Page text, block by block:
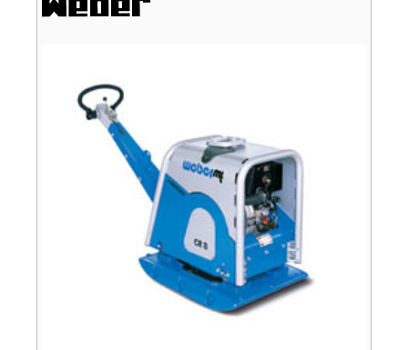
Stromerzeuger
Vibrationstechnik
Kommunaltechnik